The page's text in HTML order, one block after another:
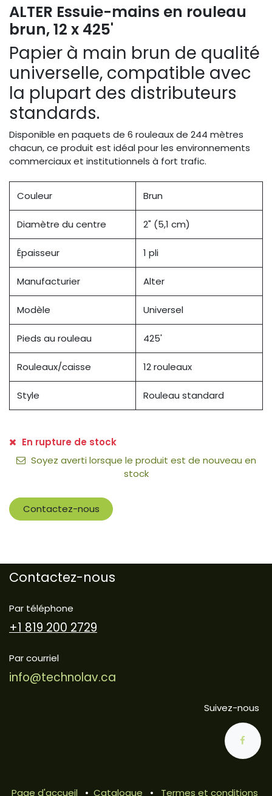
ALTER Essuie-mains en rouleau
brun, 12 x 425'
Papier à main brun de qualité
universelle, compatible avec
la plupart des distributeurs
standards.
Disponible en paquets de 6 rouleaux de 244 mètres
chacun, ce produit est idéal pour les environnements
commerciaux et institutionnels à fort trafic.
Couleur Brun
Diamètre du centre 2" (5,1 cm)
Épaisseur 1 pli
Manufacturier Alter
Modèle Universel
Pieds au rouleau 425'
Rouleaux/caisse 12 rouleaux
Style Rouleau standard
En rupture de stock
Soyez averti lorsque le produit est de nouveau en
stock
Contactez-nous
Contactez-nous
Par téléphone
+1 819 200 2729
Par courriel
info@technolav.ca
Suivez-nous
Page d'accueil • Catalogue • Termes et conditions